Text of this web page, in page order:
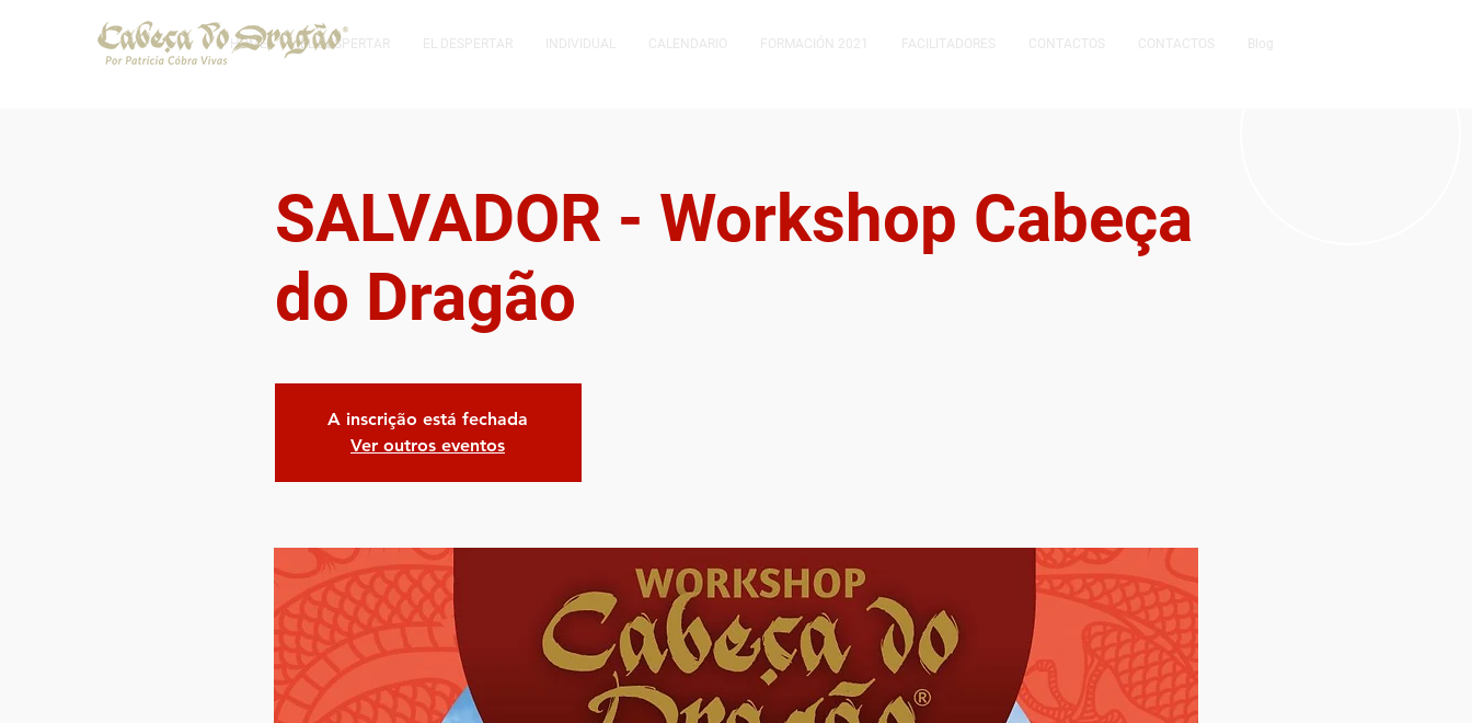
HOME EL DESPERTAR EL DESPERTAR INDIVIDUAL CALENDARIO FORMACIÓN 2021 FACILITADORES CONTACTOS CONTACTOS Blog
SALVADOR - Workshop Cabeça
do Dragão
A inscrição está fechada
Ver outros eventos